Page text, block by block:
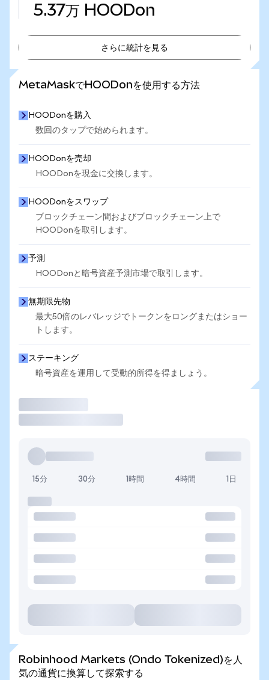
5.37万 HOODon
さらに統計を見る
MetaMaskでHOODonを使用する方法
HOODonを購入
数回のタップで始められます。
HOODonを売却
HOODonを現金に交換します。
HOODonをスワップ
ブロックチェーン間およびブロックチェーン上で
HOODonを取引します。
予測
HOODonと暗号資産予測市場で取引します。
無期限先物
最大50倍のレバレッジでトークンをロングまたはショー
トします。
ステーキング
暗号資産を運用して受動的所得を得ましょう。
15分 30分 1時間 4時間 1日
Robinhood Markets (Ondo Tokenized)を人
気の通貨に換算して探索する